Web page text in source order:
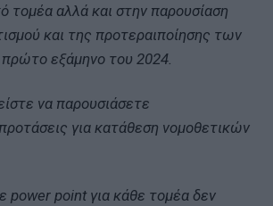
τομέα αλλά και στην παρουσίαση
και της προτεραιποίησης των
εξάμηνο του 2024.
να παρουσιάσετε
για κατάθεση νομοθετικών
power point για κάθε τομέα δεν